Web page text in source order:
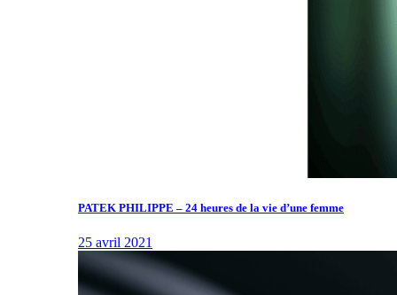
PATEK PHILIPPE – 24 heures de la vie d’une femme
25 avril 2021